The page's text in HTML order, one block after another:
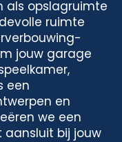
als opslagruimte
ruimte
jouw garage
een
en
we een
bij jouw